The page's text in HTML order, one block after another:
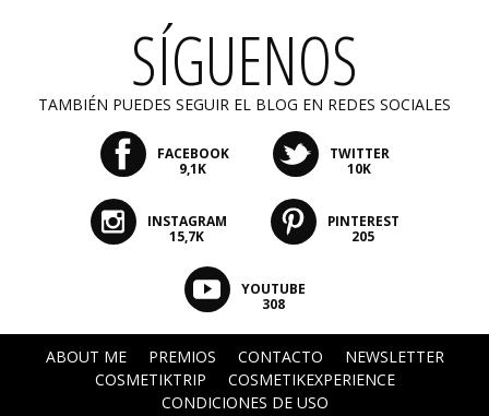
SÍGUENOS
TAMBIÉN PUEDES SEGUIR EL BLOG EN REDES SOCIALES
FACEBOOK
9,1K
TWITTER
10K
INSTAGRAM
15,7K
PINTEREST
205
YOUTUBE
308
ABOUT ME PREMIOS CONTACTO
NEWSLETTER
COSMETIKTRIP
COSMETIKEXPERIENCE
CONDICIONES DE USO